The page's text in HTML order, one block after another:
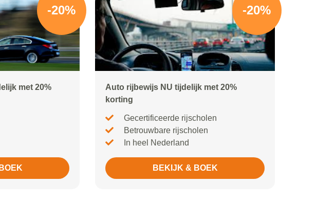
-20%
met 20%
-20%
Auto rijbewijs NU tijdelijk met 20%
korting
Gecertificeerde rijscholen
Betrouwbare rijscholen
In heel Nederland
BEKIJK & BOEK